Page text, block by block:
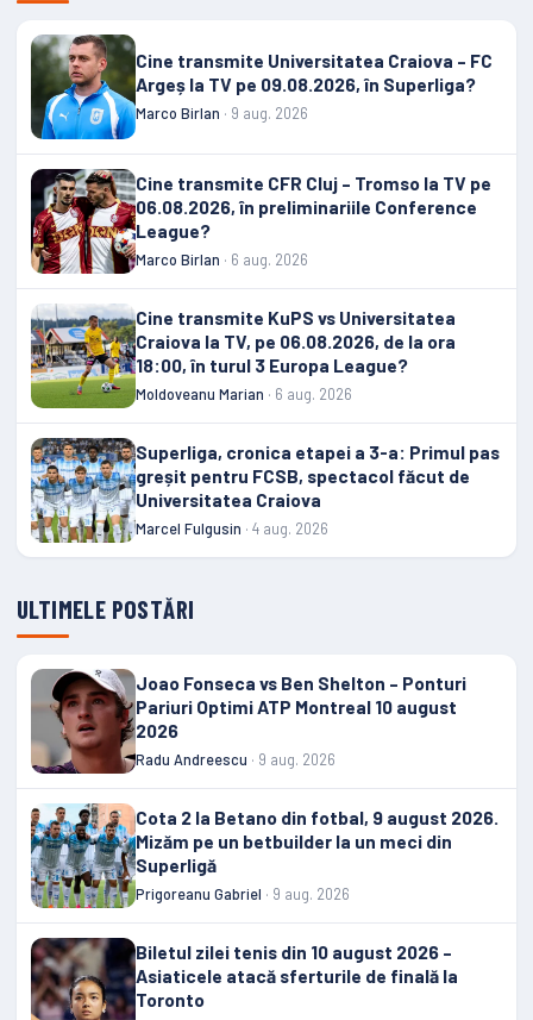
Cine transmite Universitatea Craiova – FC
Argeș la TV pe 09.08.2026, în Superliga?
Marco Birlan · 9 aug. 2026
Cine transmite CFR Cluj – Tromso la TV pe
06.08.2026, în preliminariile Conference
League?
Marco Birlan · 6 aug. 2026
Cine transmite KuPS vs Universitatea
Craiova la TV, pe 06.08.2026, de la ora
18:00, în turul 3 Europa League?
Moldoveanu Marian · 6 aug. 2026
Superliga, cronica etapei a 3-a: Primul pas
greșit pentru FCSB, spectacol făcut de
Universitatea Craiova
Marcel Fulgusin · 4 aug. 2026
ULTIMELE POSTĂRI
Joao Fonseca vs Ben Shelton – Ponturi
Pariuri Optimi ATP Montreal 10 august
2026
Radu Andreescu · 9 aug. 2026
Cota 2 la Betano din fotbal, 9 august 2026.
Mizăm pe un betbuilder la un meci din
Superligă
Prigoreanu Gabriel · 9 aug. 2026
Biletul zilei tenis din 10 august 2026 –
Asiaticele atacă sferturile de finală la
Toronto